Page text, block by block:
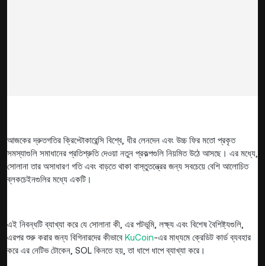
আজকের দ্রুতগতির ক্রিপ্টোকারেন্সি বিশ্বে, ধীর লেনদেন এবং উচ্চ ফির মতো প্রকৃত
সমস্যাগুলি সমাধানের প্রতিশ্রুতি দেওয়া নতুন প্রকল্পগুলি নিয়মিত উঠে আসছে। এর মধ্যে,
সোলানা তার অসাধারণ গতি এবং বাড়তে থাকা বাস্তুতন্ত্রের জন্য সবচেয়ে বেশি আলোচিত
ব্লকচেইনগুলির মধ্যে একটি।
এই নিবন্ধটি ব্যাখ্যা করে যে সোলানা কী, এর পটভূমি, লক্ষ্য এবং বিশেষ বৈশিষ্ট্যগুলি,
এরপর শুরু করার জন্য বিগিনারদের কীভাবে KuCoin-এর মাধ্যমে ক্রেডিট কার্ড ব্যবহার
করে এর নেটিভ টোকেন, SOL কিনতে হয়, তা ধাপে ধাপে ব্যাখ্যা করে।